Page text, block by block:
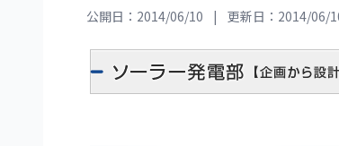
公開日：2014/06/10 | 更新日：2014/06/